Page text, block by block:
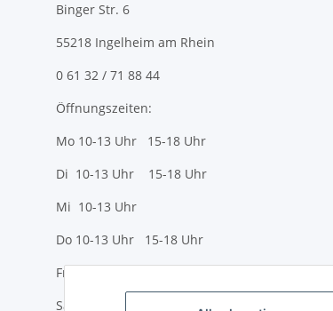
Binger Str. 6
55218 Ingelheim am Rhein
0 61 32 / 71 88 44
Öffnungszeiten:
Mo 10-13 Uhr 15-18 Uhr
Di 10-13 Uhr 15-18 Uhr
Mi 10-13 Uhr
Do 10-13 Uhr 15-18 Uhr
Fr 10-13 Uhr 15-18 Uhr
Sa 10-13 Uhr